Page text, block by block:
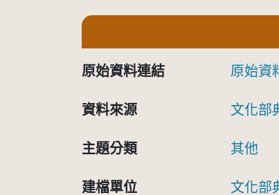
原始資料連結 原始資
資料來源 文化部
主題分類 其他
建檔單位 文化部